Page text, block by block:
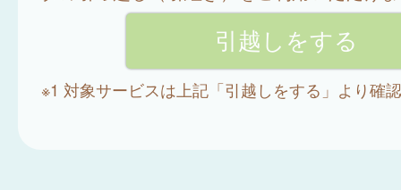
※1 対象サービスは上記「引越しをする」より確